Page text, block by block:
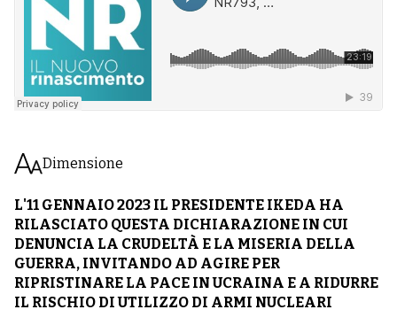
Dimensione
L'11 GENNAIO 2023 IL PRESIDENTE IKEDA HA
RILASCIATO QUESTA DICHIARAZIONE IN CUI
DENUNCIA LA CRUDELTÀ E LA MISERIA DELLA
GUERRA, INVITANDO AD AGIRE PER
RIPRISTINARE LA PACE IN UCRAINA E A RIDURRE
IL RISCHIO DI UTILIZZO DI ARMI NUCLEARI